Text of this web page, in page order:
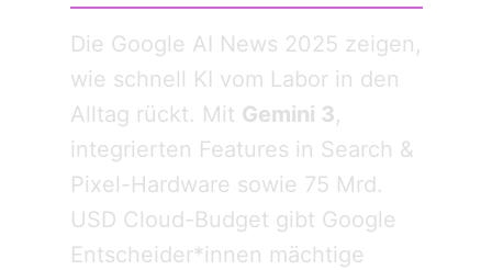
Die Google AI News 2025 zeigen,
wie schnell KI vom Labor in den
Alltag rückt. Mit Gemini 3,
integrierten Features in Search &
Pixel-Hardware sowie 75 Mrd.
USD Cloud-Budget gibt Google
Entscheider*innen mächtige